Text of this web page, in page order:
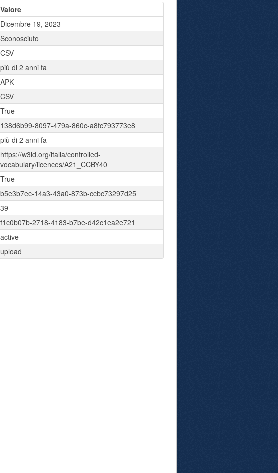
Valore
Dicembre 19, 2023
Sconosciuto
CSV
più di 2 anni fa
APK
CSV
True
138d6b99-8097-479a-860c-a8fc793773e8
più di 2 anni fa
https://w3id.org/italia/controlled-
vocabulary/licences/A21_CCBY40
True
b5e3b7ec-14a3-43a0-873b-ccbc73297d25
39
f1c0b07b-2718-4183-b7be-d42c1ea2e721
active
upload